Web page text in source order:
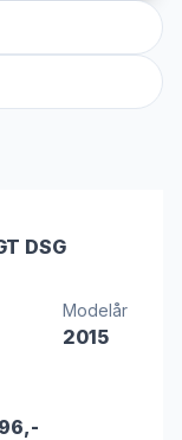
DSG
Modelår
2015